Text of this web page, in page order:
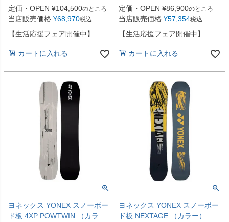
定価・OPEN ¥104,500のところ
当店販売価格 ¥68,970税込
【生活応援フェア開催中】
カートに入れる
定価・OPEN ¥86,900のところ
当店販売価格 ¥57,354税込
【生活応援フェア開催中】
カートに入れる
ヨネックス YONEX スノーボー
ド板 4XP POWTWIN （カラ
ヨネックス YONEX スノーボー
ド板 NEXTAGE （カラー）